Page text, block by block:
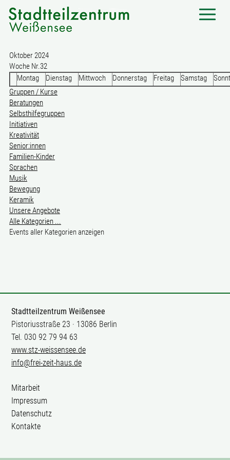
Oktober 2024
Woche Nr.32
Montag
Dienstag Mittwoch Donnerstag Freitag Samstag
Gruppen / Kurse
Beratungen
Selbsthilfegruppen
Initiativen
Kreativität
Senior:innen
Familien-Kinder
Sprachen
Musik
Bewegung
Keramik
Unsere Angebote
Alle Kategorien ...
Events aller Kategorien anzeigen
Stadtteilzentrum Weißensee
Pistoriusstraße 23 · 13086 Berlin
Tel. 030 92 79 94 63
www.stz-weissensee.de
info@frei-zeit-haus.de
Mitarbeit
Impressum
Datenschutz
Kontakte